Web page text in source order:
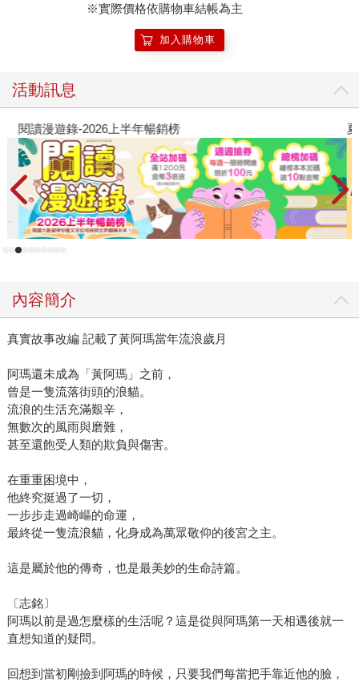
※實際價格依購物車結帳為主
加入購物車
活動訊息
閱讀漫遊錄-2026上半年暢銷榜
內容簡介
真實故事改編 記載了黃阿瑪當年流浪歲月
阿瑪還未成為「黃阿瑪」之前，
曾是一隻流落街頭的浪貓。
流浪的生活充滿艱辛，
無數次的風雨與磨難，
甚至還飽受人類的欺負與傷害。
在重重困境中，
他終究挺過了一切，
一步步走過崎嶇的命運，
最終從一隻流浪貓，化身成為萬眾敬仰的後宮之主。
這是屬於他的傳奇，也是最美妙的生命詩篇。
〔志銘〕
阿瑪以前是過怎麼樣的生活呢？這是從與阿瑪第一天相遇後就一
直想知道的疑問。
回想到當初剛撿到阿瑪的時候，只要我們每當把手靠近他的臉，